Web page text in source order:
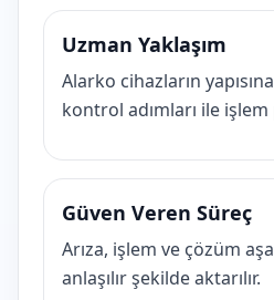
Uzman Yaklaşım
Alarko cihazların
kontrol adımları ile işlem
Güven Veren Süreç
Arıza, işlem ve çözüm
anlaşılır şekilde aktarılır.